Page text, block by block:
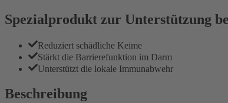
Spezialprodukt zur Unterstützung
Reduziert schädliche Keime
Stärkt die Barrierefunktion im Darm
Unterstützt die lokale Immunabwehr
Beschreibung